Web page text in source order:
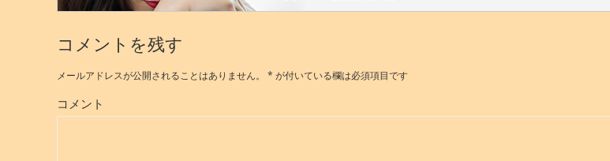
コメントを残す
メールアドレスが公開されることはありません。 * が付いている欄は必須項目です
コメント